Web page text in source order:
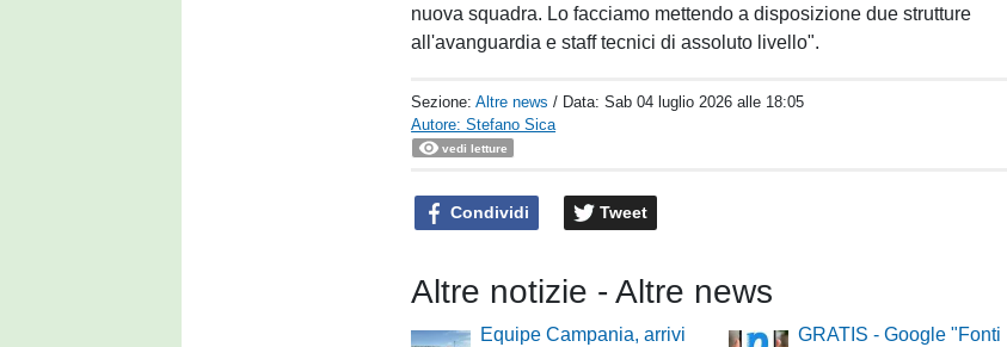
nuova squadra. Lo facciamo mettendo a disposizione due strutture
all'avanguardia e staff tecnici di assoluto livello".
Sezione:Altre news / Data:Sab 04 luglio 2026 alle 18:05
Autore: Stefano Sica
vedi letture
Condividi Tweet
Altre notizie - Altre news
Equipe Campania, arrivi
GRATIS - Google "Fonti